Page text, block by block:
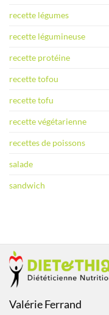
recette légumes
recette légumineuse
recette protéine
recette tofou
recette tofu
recette végétarienne
recettes de poissons
salade
sandwich
Valérie Ferrand